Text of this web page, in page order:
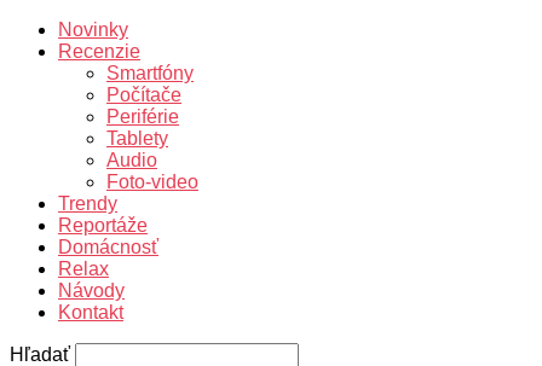
Novinky
Recenzie
Smartfóny
Počítače
Periférie
Tablety
Audio
Foto-video
Trendy
Reportáže
Domácnosť
Relax
Návody
Kontakt
Hľadať